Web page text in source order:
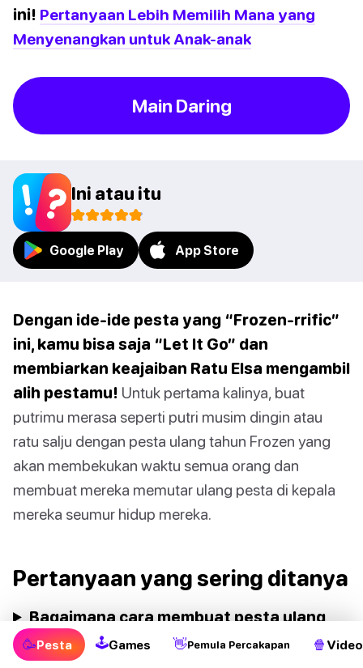
ini! Pertanyaan Lebih Memilih Mana yang
Menyenangkan untuk Anak-anak
Main Daring
Ini atau itu
Google Play App Store
Dengan ide-ide pesta yang “Frozen-rrific”
ini, kamu bisa saja “Let It Go” dan
membiarkan keajaiban Ratu Elsa mengambil
alih pestamu! Untuk pertama kalinya, buat
putrimu merasa seperti putri musim dingin atau
ratu salju dengan pesta ulang tahun Frozen yang
akan membekukan waktu semua orang dan
membuat mereka memutar ulang pesta di kepala
mereka seumur hidup mereka.
Pertanyaan yang sering ditanya
Bagaimana cara membuat pesta ulang
tahun Frozen yang berkesan?
🥳Pesta 🕹Games 👋Pemula Percakapan 🍿 Video